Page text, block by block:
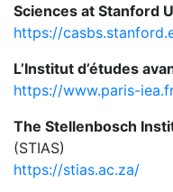
Sciences at Stanford
https://
L’Institut d’études
https://www.paris-
The Stellenbosch
(STIAS)
https://stias.ac.za/